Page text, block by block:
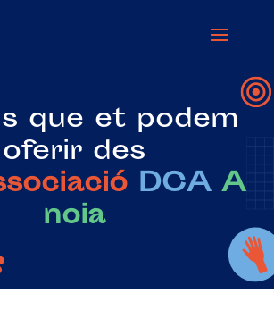
que et podem
oferir des
DCA A
noia